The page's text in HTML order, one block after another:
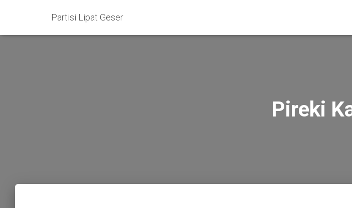
Partisi Lipat Geser
Pireki